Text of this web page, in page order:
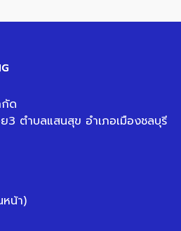
ด
ตำบลแสนสุข อำเภอเมืองชลบุรี
น้า)